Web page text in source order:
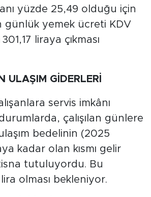
yüzde 25,49 olduğu için
günlük yemek ücreti KDV
liraya çıkması
ULAŞIM GİDERLERİ
servis imkânı
çalışılan günlere
bedelinin (2025
kadar olan kısmı gelir
tutuluyordu. Bu
lira olması bekleniyor.